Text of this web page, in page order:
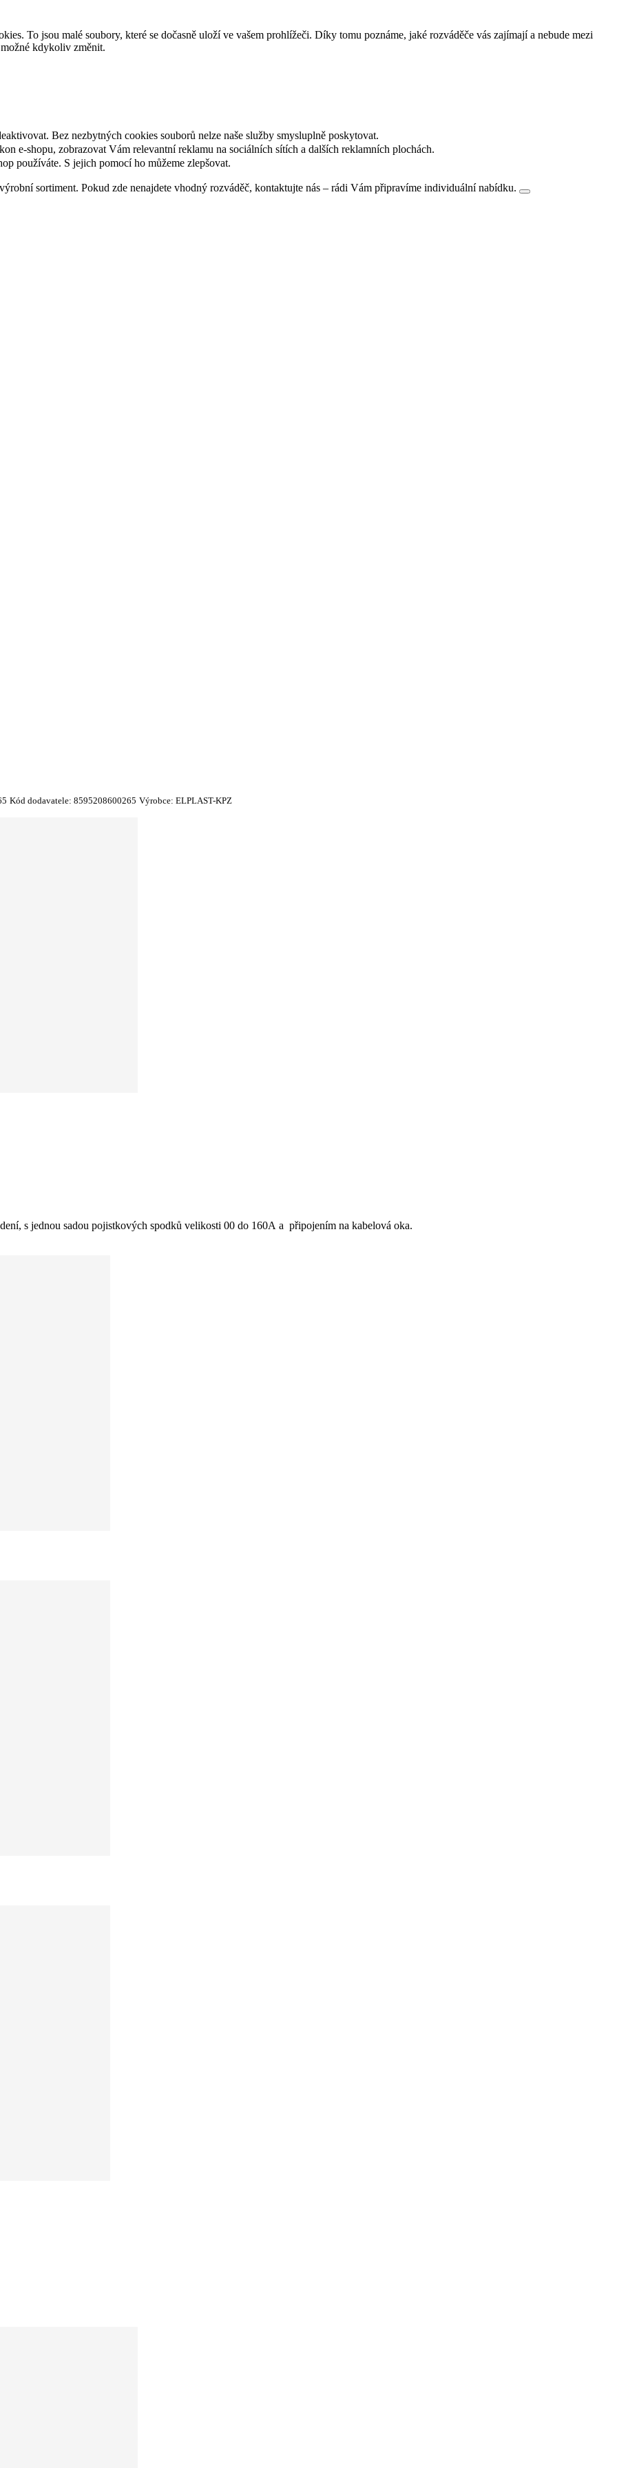
To jsou malé soubory, které se dočasně uloží ve vašem prohlížeči. Díky tomu poznáme, jaké rozváděče vás zajímají a nebude mezi
kdykoliv změnit.
Bez nezbytných cookies souborů nelze naše služby smysluplně poskytovat.
e-shopu, zobrazovat Vám relevantní reklamu na sociálních sítích a dalších reklamních plochách.
používáte. S jejich pomocí ho můžeme zlepšovat.
sortiment. Pokud zde nenajdete vhodný rozváděč, kontaktujte nás – rádi Vám připravíme individuální nabídku.
Kód dodavatele: 8595208600265 Výrobce: ELPLAST-KPZ
s jednou sadou pojistkových spodků velikosti 00 do 160A a připojením na kabelová oka.